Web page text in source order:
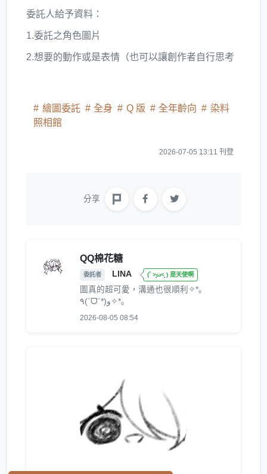
委託人給予資料：
1.委託之角色圖片
2.想要的動作或是表情（也可以讓創作者自行思考
繪圖委託 全身 Q 版 全年齡向
染料
照相館
2026-07-05 13:11 刊登
分享
QQ棉花糖
委託者 LINA (˚ ˃̣̣̥ω˂̣̣̥ ) 是天使啊
圖真的超可愛，溝通也很順利✧*｡
٩(ˊᗜˋ*)و✧*｡
2026-08-05 08:54